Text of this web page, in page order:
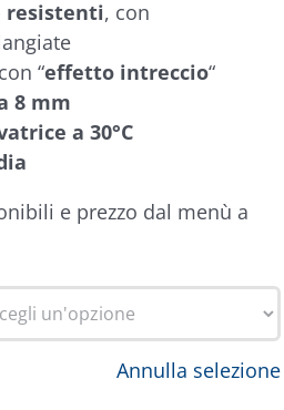
resistenti, con
“effetto intreccio“
8 mm
a 30°C
e prezzo dal menù a
Annulla selezione